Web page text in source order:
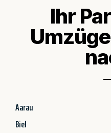
Ihr
Aarau
Biel